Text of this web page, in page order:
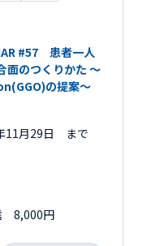
#57 患者一人
面のつくりかた ～
の提案～
11月29日 まで
8,000円